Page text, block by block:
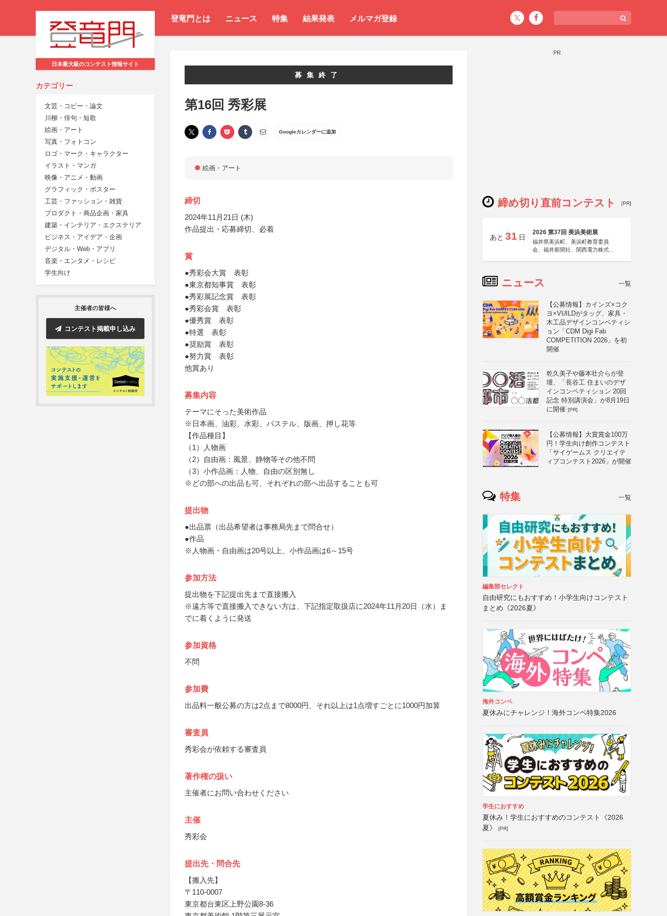
登竜門とは ニュース 特集 結果発表 メルマガ登録
日本最大級のコンテスト情報サイト
カテゴリー
文芸・コピー・論文
川柳・俳句・短歌
絵画・アート
写真・フォトコン
ロゴ・マーク・キャラクター
イラスト・マンガ
映像・アニメ・動画
グラフィック・ポスター
工芸・ファッション・雑貨
プロダクト・商品企画・家具
建築・インテリア・エクステリア
ビジネス・アイデア・企画
デジタル・Web・アプリ
音楽・エンタメ・レシピ
学生向け
主催者の皆様へ
コンテスト掲載申し込み
募集終了
第16回 秀彩展
Googleカレンダーに追加
絵画・アート
締切
2024年11月21日 (木)
作品提出・応募締切、必着
賞
●秀彩会大賞 表彰
●東京都知事賞 表彰
●秀彩展記念賞 表彰
●秀彩会賞 表彰
●優秀賞 表彰
●特選 表彰
●奨励賞 表彰
●努力賞 表彰
他賞あり
募集内容
テーマにそった美術作品
※日本画、油彩、水彩、パステル、版画、押し花等
【作品種目】
（1）人物画
（2）自由画：風景、静物等その他不問
（3）小作品画：人物、自由の区別無し
※どの部への出品も可、それぞれの部へ出品することも可
提出物
●出品票（出品希望者は事務局先まで問合せ）
●作品
※人物画・自由画は20号以上、小作品画は6～15号
参加方法
提出物を下記提出先まで直接搬入
※遠方等で直接搬入できない方は、下記指定取扱店に2024年11月20日（水）ま
でに着くように発送
参加資格
不問
参加費
出品料一般公募の方は2点まで8000円、それ以上は1点増すごとに1000円加算
審査員
秀彩会が依頼する審査員
著作権の扱い
主催者にお問い合わせください
主催
秀彩会
提出先・問合先
【搬入先】
〒110-0007
東京都台東区上野公園8-36
PR
締め切り直前コンテスト [PR]
あと 31 日
2026 第37回 美浜美術展
福井県美浜町、美浜町教育委員
会、福井新聞社、関西電力株式会
ニュース 一覧
【公募情報】カインズ×コク
ヨ×VUILDがタッグ、家具・
木工品デザインコンペティシ
ョン「CDM Digi Fab
COMPETITION 2026」を初
開催
乾久美子や藤本壮介らが登
壇、「長谷工 住まいのデザ
インコンペティション 20回
記念 特別講演会」が8月19日
に開催 [PR]
【公募情報】大賞賞金100万
円！学生向け創作コンテスト
「サイゲームス クリエイテ
ィブコンテスト2026」が開催
特集 一覧
編集部セレクト
自由研究にもおすすめ！小学生向けコンテスト
まとめ《2026夏》
海外コンペ
夏休みにチャレンジ！海外コンペ特集2026
学生におすすめ
夏休み！学生におすすめのコンテスト《2026
夏》
[PR]